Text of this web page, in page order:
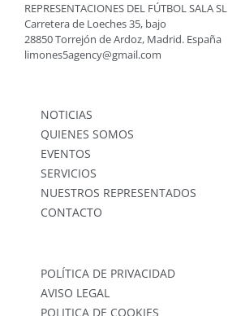
REPRESENTACIONES DEL FÚTBOL SALA SL
Carretera de Loeches 35, bajo
28850 Torrejón de Ardoz, Madrid. España
limones5agency@gmail.com
NOTICIAS
QUIENES SOMOS
EVENTOS
SERVICIOS
NUESTROS REPRESENTADOS
CONTACTO
POLÍTICA DE PRIVACIDAD
AVISO LEGAL
POLITICA DE COOKIES